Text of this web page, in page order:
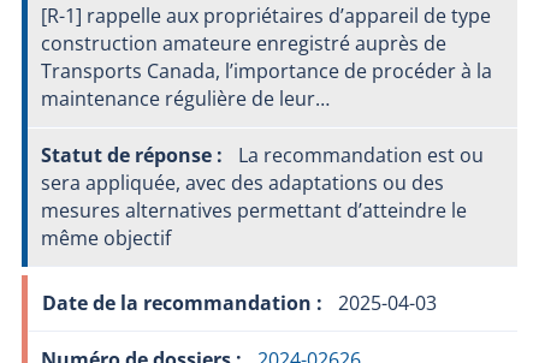
[R-1] rappelle aux propriétaires d’appareil de type
construction amateure enregistré auprès de
Transports Canada, l’importance de procéder à la
maintenance régulière de leur…
La recommandation est ou
sera appliquée, avec des adaptations ou des
mesures alternatives permettant d’atteindre le
même objectif
2025-04-03